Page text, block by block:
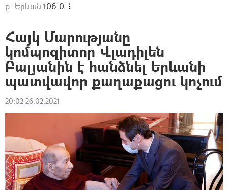
ք. Երևան 106.0
Հայկ Մարությանը
կոմպոզիտոր Վլադիլեն
Բալյանին է հանձնել Երևանի
պատվավոր քաղաքացու կոչում
20:02 26.02.2021